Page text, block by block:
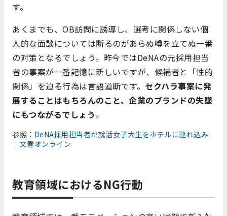
す。
あくまでも、OB訪問に誘導し、選考に関係しない個
人的な面談については断るのがあらぬ噂を立てぬ一番
の対策となるでしょう。昨今ではDeNAの元採用担当
者の事案が一番記憶に新しいですが、候補者と「性的
関係」を迫る行為は言語道断です。 セクハラ事案に発
展することはもちろんのこと、企業のブランドの失墜
にもつながるでしょう。
参照： DeNA採用担当者が就活女子大生をホテルに連れ込み
｜文春オンライン
教育領域におけるNG行動